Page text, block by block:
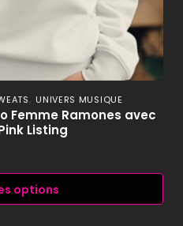
, UNIVERS MUSIQUE
Femme Ramones avec
Listing
options